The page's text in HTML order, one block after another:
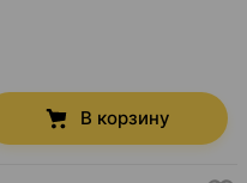
В корзину